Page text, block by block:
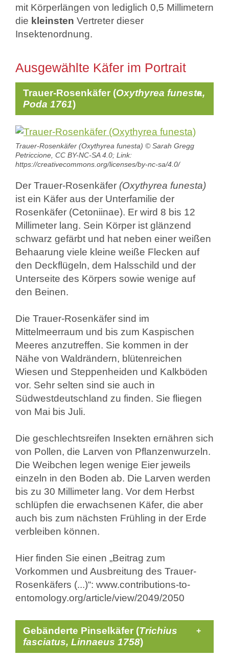
mit Körperlängen von lediglich 0,5 Millimetern
die kleinsten Vertreter dieser
Insektenordnung.
Ausgewählte Käfer im Portrait
Trauer-Rosenkäfer (Oxythyrea funesta,
Poda 1761)
Trauer-Rosenkäfer (Oxythyrea funesta) © Sarah Gregg
Petriccione, CC BY-NC-SA 4.0; Link:
https://creativecommons.org/licenses/by-nc-sa/4.0/
Der Trauer-Rosenkäfer (Oxythyrea funesta)
ist ein Käfer aus der Unterfamilie der
Rosenkäfer (Cetoniinae). Er wird 8 bis 12
Millimeter lang. Sein Körper ist glänzend
schwarz gefärbt und hat neben einer weißen
Behaarung viele kleine weiße Flecken auf
den Deckflügeln, dem Halsschild und der
Unterseite des Körpers sowie wenige auf
den Beinen.
Die Trauer-Rosenkäfer sind im
Mittelmeerraum und bis zum Kaspischen
Meeres anzutreffen. Sie kommen in der
Nähe von Waldrändern, blütenreichen
Wiesen und Steppenheiden und Kalkböden
vor. Sehr selten sind sie auch in
Südwestdeutschland zu finden. Sie fliegen
von Mai bis Juli.
Die geschlechtsreifen Insekten ernähren sich
von Pollen, die Larven von Pflanzenwurzeln.
Die Weibchen legen wenige Eier jeweils
einzeln in den Boden ab. Die Larven werden
bis zu 30 Millimeter lang. Vor dem Herbst
schlüpfen die erwachsenen Käfer, die aber
auch bis zum nächsten Frühling in der Erde
verbleiben können.
Hier finden Sie einen „Beitrag zum
Vorkommen und Ausbreitung des Trauer-
Rosenkäfers (...)“: www.contributions-to-
entomology.org/article/view/2049/2050
Gebänderte Pinselkäfer (Trichius
fasciatus, Linnaeus 1758)